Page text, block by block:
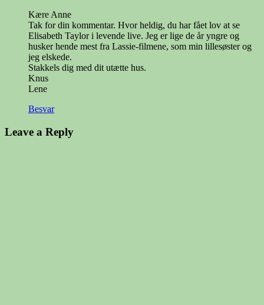
Kære Anne
Tak for din kommentar. Hvor heldig, du har fået lov at se
Elisabeth Taylor i levende live. Jeg er lige de år yngre og
husker hende mest fra Lassie-filmene, som min lillesøster og
jeg elskede.
Stakkels dig med dit utætte hus.
Knus
Lene
Besvar
Leave a Reply